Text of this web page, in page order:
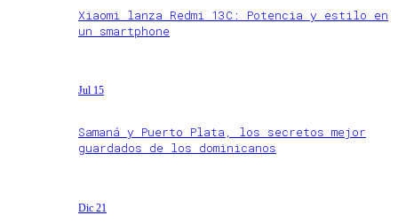
Xiaomi lanza Redmi 13C: Potencia y estilo en
un smartphone
Jul 15
Samaná y Puerto Plata, los secretos mejor
guardados de los dominicanos
Dic 21